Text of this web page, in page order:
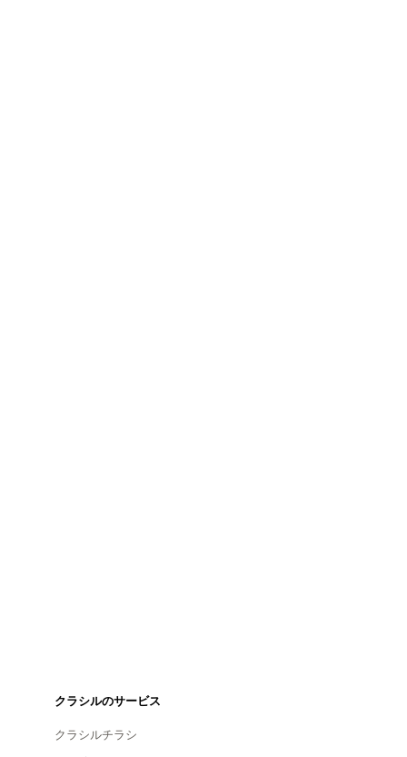
クラシルのサービス
クラシルチラシ